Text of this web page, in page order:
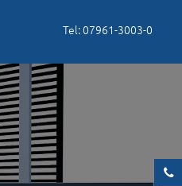
Tel: 07961-3003-0